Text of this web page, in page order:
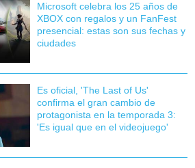
Microsoft celebra los 25 años de
XBOX con regalos y un FanFest
presencial: estas son sus fechas y
ciudades
Es oficial, 'The Last of Us'
confirma el gran cambio de
protagonista en la temporada 3:
'Es igual que en el videojuego'